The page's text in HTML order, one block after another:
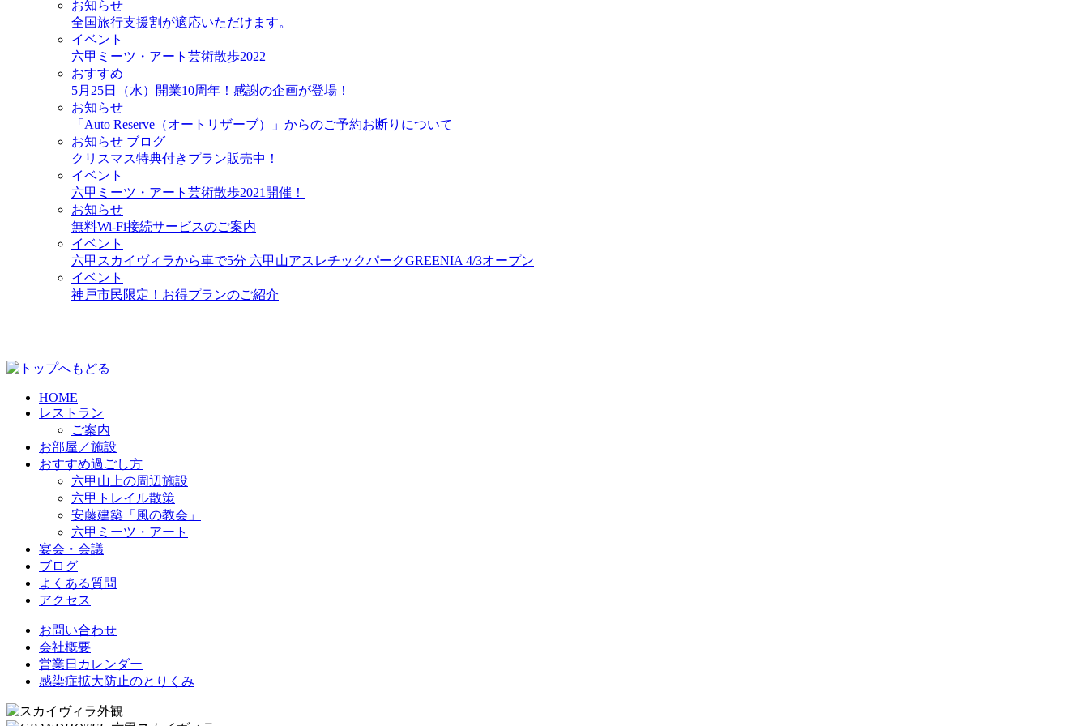
お知らせ
全国旅行支援割が適応いただけます。
イベント
六甲ミーツ・アート芸術散歩2022
おすすめ
5月25日（水）開業10周年！感謝の企画が登場！
お知らせ
「Auto Reserve（オートリザーブ）」からのご予約お断りについて
お知らせ ブログ
クリスマス特典付きプラン販売中！
イベント
六甲ミーツ・アート芸術散歩2021開催！
お知らせ
無料Wi-Fi接続サービスのご案内
イベント
六甲スカイヴィラから車で5分 六甲山アスレチックパークGREENIA 4/3オープン
イベント
神戸市民限定！お得プランのご紹介
HOME
レストラン
ご案内
お部屋／施設
おすすめ過ごし方
六甲山上の周辺施設
六甲トレイル散策
安藤建築「風の教会」
六甲ミーツ・アート
宴会・会議
ブログ
よくある質問
アクセス
お問い合わせ
会社概要
営業日カレンダー
感染症拡大防止のとりくみ